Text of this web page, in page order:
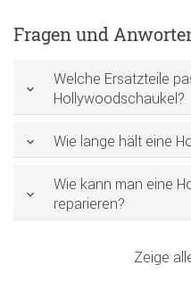
Fragen und
Welche Ersatzteile
Hollywoodschaukel?
Wie lange hält eine
Wie kann man eine
reparieren?
Zeige